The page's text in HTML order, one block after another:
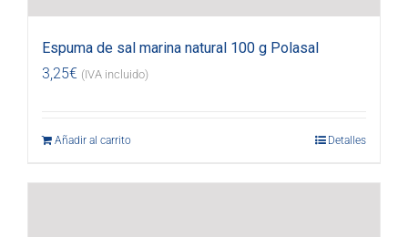
Espuma de sal marina natural 100 g Polasal
3,25€ (IVA incluido)
Añadir al carrito Detalles